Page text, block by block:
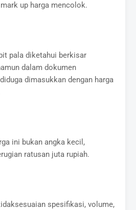
up harga mencolok.
pala diketahui berkisar
dalam dokumen
dimasukkan dengan harga
ini bukan angka kecil,
ratusan juta rupiah.
spesifikasi, volume,